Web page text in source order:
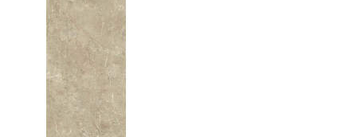
избранное сравнить